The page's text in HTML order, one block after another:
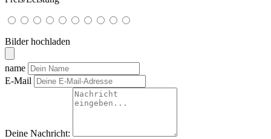
Bilder hochladen
name
E-Mail
Deine Nachricht: